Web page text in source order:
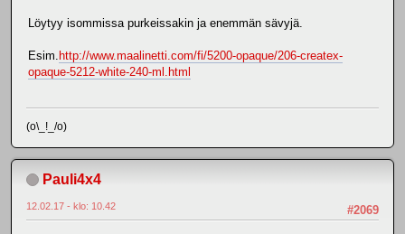
Löytyy isommissa purkeissakin ja enemmän sävyjä.
Esim. http://www.maalinetti.com/fi/5200-opaque/206-createx-
opaque-5212-white-240-ml.html
(o\_!_/o)
Pauli4x4
#2069
12.02.17 - klo: 10.42